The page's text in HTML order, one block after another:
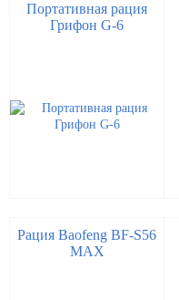
Портативная рация
Грифон G-6
Рация Baofeng BF-S56
MAX